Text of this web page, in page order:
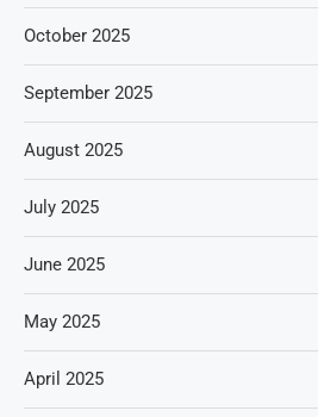
October 2025
September 2025
August 2025
July 2025
June 2025
May 2025
April 2025